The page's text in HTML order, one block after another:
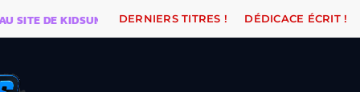
DE KIDSUNE WARÉTRO ORANGE ROAD QUI
DERNIERS TITRES ! DÉDICACE ÉCRIT !